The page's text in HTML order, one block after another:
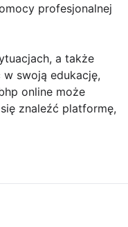
profesjonalnej
a także
swoją edukację,
online może
znaleźć platformę,